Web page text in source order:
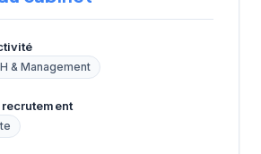
& Management